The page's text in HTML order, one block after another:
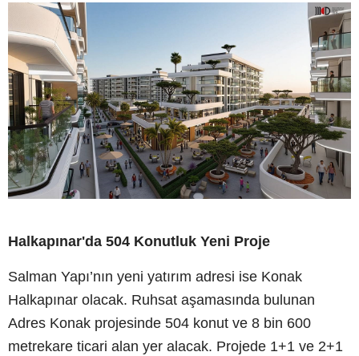
Halkapınar'da 504 Konutluk Yeni Proje
Salman Yapı’nın yeni yatırım adresi ise Konak
Halkapınar olacak. Ruhsat aşamasında bulunan
Adres Konak projesinde 504 konut ve 8 bin 600
metrekare ticari alan yer alacak. Projede 1+1 ve 2+1